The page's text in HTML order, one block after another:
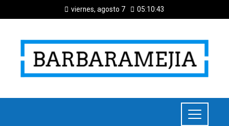
viernes, agosto 7 05:10:44